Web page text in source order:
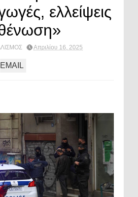
ελλείψεις
Απριλίου 16, 2025
EMAIL